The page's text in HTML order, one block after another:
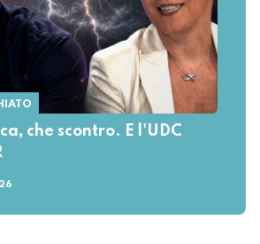
che scontro. E l'UDC